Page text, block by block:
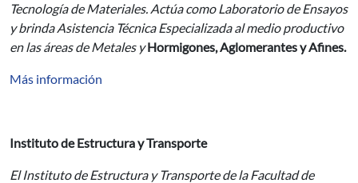
Tecnología de Materiales. Actúa como Laboratorio de Ensayos
y brinda Asistencia Técnica Especializada al medio productivo
en las áreas de Metales yHormigones, Aglomerantes y Afines.
Más información
Instituto de Estructura y Transporte
El Instituto de Estructura y Transporte de la Facultad de